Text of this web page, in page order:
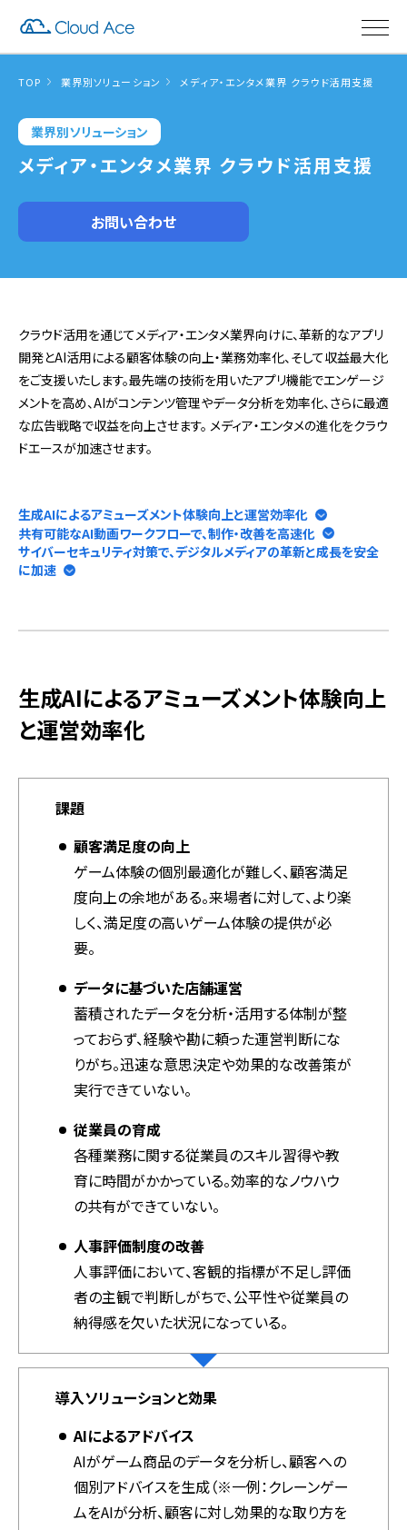
TOP 業界別ソリューション メディア・エンタメ業界 クラウド活用支援
業界別ソリューション
メディア・エンタメ業界 クラウド活用支援
お問い合わせ
クラウド活用を通じてメディア・エンタメ業界向けに、革新的なアプリ
開発とAI活用による顧客体験の向上・業務効率化、そして収益最大化
をご支援いたします。最先端の技術を用いたアプリ機能でエンゲージ
メントを高め、AIがコンテンツ管理やデータ分析を効率化、さらに最適
な広告戦略で収益を向上させます。 メディア・エンタメの進化をクラウ
ドエースが加速させます。
生成AIによるアミューズメント体験向上と運営効率化
共有可能なAI動画ワークフローで、制作・改善を高速化
サイバーセキュリティ対策で、デジタルメディアの革新と成長を安全
に加速
生成AIによるアミューズメント体験向上
と運営効率化
課題
顧客満足度の向上
ゲーム体験の個別最適化が難しく、顧客満足
度向上の余地がある。来場者に対して、より楽
しく、満足度の高いゲーム体験の提供が必
要。
データに基づいた店舗運営
蓄積されたデータを分析・活用する体制が整
っておらず、経験や勘に頼った運営判断にな
りがち。迅速な意思決定や効果的な改善策が
実行できていない。
従業員の育成
各種業務に関する従業員のスキル習得や教
育に時間がかかっている。効率的なノウハウ
の共有ができていない。
人事評価制度の改善
人事評価において、客観的指標が不足し評価
者の主観で判断しがちで、公平性や従業員の
納得感を欠いた状況になっている。
導入ソリューションと効果
AIによるアドバイス
AIがゲーム商品のデータを分析し、顧客への
個別アドバイスを生成（※一例：クレーンゲー
ムをAIが分析、顧客に対し効果的な取り方を